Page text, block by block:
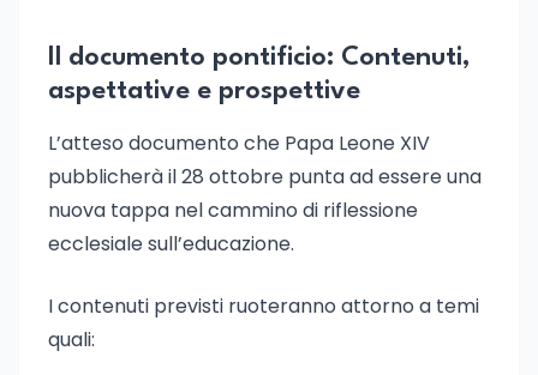
Il documento pontificio: Contenuti,
aspettative e prospettive
L’atteso documento che Papa Leone XIV
pubblicherà il 28 ottobre punta ad essere una
nuova tappa nel cammino di riflessione
ecclesiale sull’educazione.
I contenuti previsti ruoteranno attorno a temi
quali: